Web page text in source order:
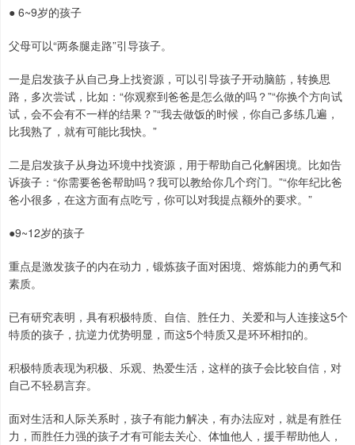
● 6~9岁的孩子
父母可以“两条腿走路”引导孩子。
一是启发孩子从自己身上找资源，可以引导孩子开动脑筋，转换思
路，多次尝试，比如：“你观察到爸爸是怎么做的吗？”“你换个方向试
试，会不会有不一样的结果？”“我去做饭的时候，你自己多练几遍，
比我熟了，就有可能比我快。”
二是启发孩子从身边环境中找资源，用于帮助自己化解困境。比如告
诉孩子：“你需要爸爸帮助吗？我可以教给你几个窍门。”“你年纪比爸
爸小很多，在这方面有点吃亏，你可以对我提点额外的要求。”
●9~12岁的孩子
重点是激发孩子的内在动力，锻炼孩子面对困境、熔炼能力的勇气和
素质。
已有研究表明，具有积极特质、自信、胜任力、关爱和与人连接这5个
特质的孩子，抗逆力优势明显，而这5个特质又是环环相扣的。
积极特质表现为积极、乐观、热爱生活，这样的孩子会比较自信，对
自己不轻易言弃。
面对生活和人际关系时，孩子有能力解决，有办法应对，就是有胜任
力，而胜任力强的孩子才有可能去关心、体恤他人，援手帮助他人，